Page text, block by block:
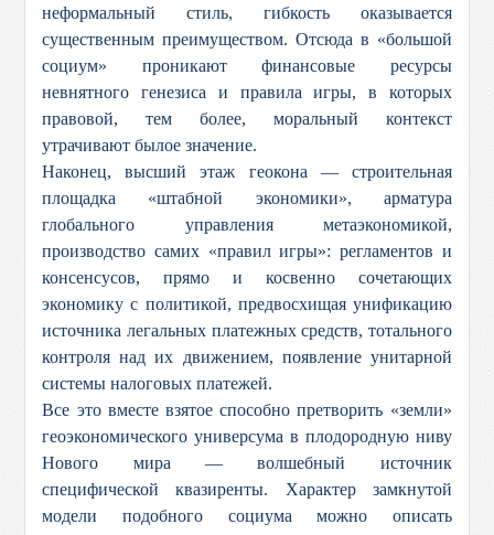
неформальный стиль, гибкость оказывается
существенным преимуществом. Отсюда в «большой
социум» проникают финансовые ресурсы
невнятного генезиса и правила игры, в которых
правовой, тем более, моральный контекст
утрачивают былое значение.
Наконец, высший этаж геокона — строительная
площадка «штабной экономики», арматура
глобального управления метаэкономикой,
производство самих «правил игры»: регламентов и
консенсусов, прямо и косвенно сочетающих
экономику с политикой, предвосхищая унификацию
источника легальных платежных средств, тотального
контроля над их движением, появление унитарной
системы налоговых платежей.
Все это вместе взятое способно претворить «земли»
геоэкономического универсума в плодородную ниву
Нового мира — волшебный источник
специфической квазиренты. Характер замкнутой
модели подобного социума можно описать